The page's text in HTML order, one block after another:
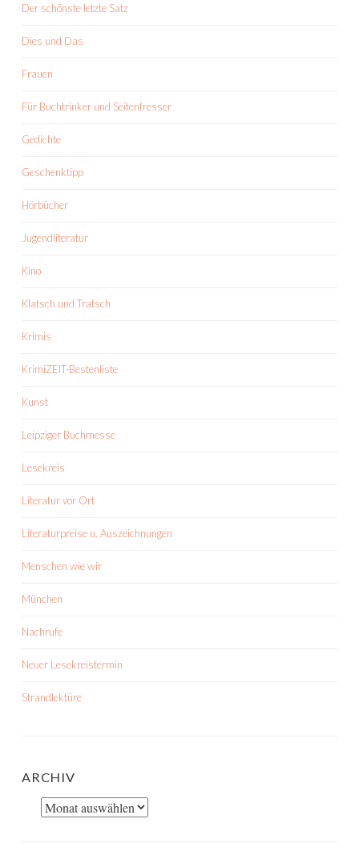
Der schönste letzte Satz
Dies und Das
Frauen
Für Buchtrinker und Seitenfresser
Gedichte
Geschenktipp
Hörbücher
Jugendliteratur
Kino
Klatsch und Tratsch
Krimis
KrimiZEIT-Bestenliste
Kunst
Leipziger Buchmesse
Lesekreis
Literatur vor Ort
Literaturpreise u. Auszeichnungen
Menschen wie wir
München
Nachrufe
Neuer Lesekreistermin
Strandlektüre
ARCHIV
Archiv